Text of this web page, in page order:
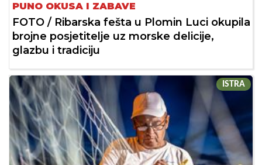
PUNO OKUSA I ZABAVE
FOTO / Ribarska fešta u Plomin Luci okupila
brojne posjetitelje uz morske delicije,
glazbu i tradiciju
ISTRA